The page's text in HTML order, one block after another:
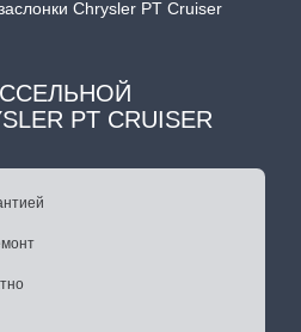
Chrysler PT Cruiser
PT CRUISER